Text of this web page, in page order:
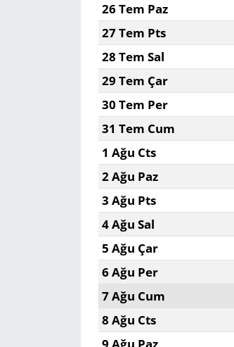
26 Tem Paz
27 Tem Pts
28 Tem Sal
29 Tem Çar
30 Tem Per
31 Tem Cum
1 Ağu Cts
2 Ağu Paz
3 Ağu Pts
4 Ağu Sal
5 Ağu Çar
6 Ağu Per
7 Ağu Cum
8 Ağu Cts